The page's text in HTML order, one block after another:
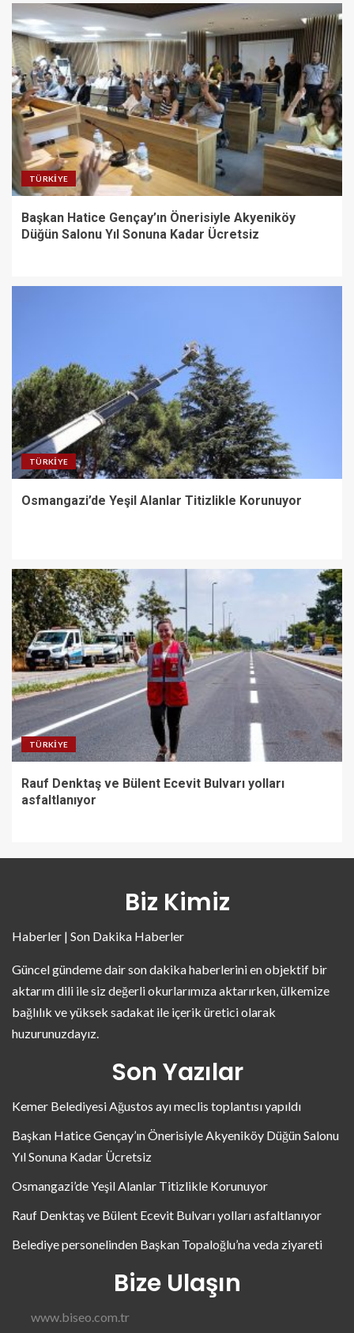
TÜRKIYE
Başkan Hatice Gençay’ın Önerisiyle Akyeniköy
Düğün Salonu Yıl Sonuna Kadar Ücretsiz
TÜRKIYE
Osmangazi’de Yeşil Alanlar Titizlikle Korunuyor
TÜRKIYE
Rauf Denktaş ve Bülent Ecevit Bulvarı yolları
asfaltlanıyor
Biz Kimiz
Haberler | Son Dakika Haberler
Güncel gündeme dair son dakika haberlerini en objektif bir
aktarım dili ile siz değerli okurlarımıza aktarırken, ülkemize
bağlılık ve yüksek sadakat ile içerik üretici olarak
huzurunuzdayız.
Son Yazılar
Kemer Belediyesi Ağustos ayı meclis toplantısı yapıldı
Başkan Hatice Gençay’ın Önerisiyle Akyeniköy Düğün Salonu
Yıl Sonuna Kadar Ücretsiz
Osmangazi’de Yeşil Alanlar Titizlikle Korunuyor
Rauf Denktaş ve Bülent Ecevit Bulvarı yolları asfaltlanıyor
Belediye personelinden Başkan Topaloğlu’na veda ziyareti
Bize Ulaşın
www.biseo.com.tr